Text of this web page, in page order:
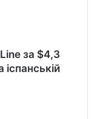
за $4,3
іспанській